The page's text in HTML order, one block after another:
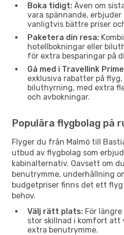
Boka tidigt: Även om
vara spännande,
vanligtvis bättre priser
Paketera din resa:
hotellbokningar eller
för extra besparingar på
Gå med i Travellink
exklusiva rabatter på
biluthyrning, med extra
och avbokningar.
Populära flygbolag på
Flyger du från Malmö till
utbud av flygbolag som
kabinalternativ. Oavsett om
benutrymme, underhållning
budgetpriser finns det ett
behov.
Välj rätt plats: För
stor skillnad i komfort att
extra benutrymme.